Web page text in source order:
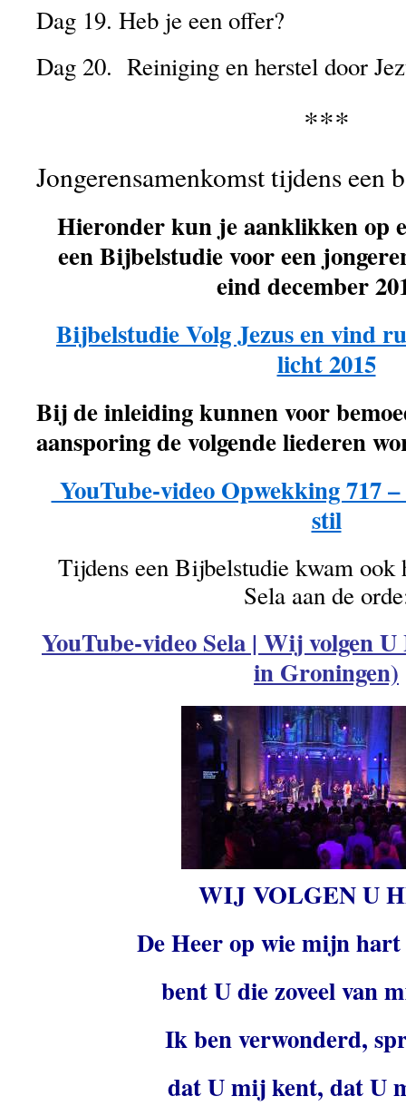
Dag 19. Heb je een offer?
Dag 20. Reiniging en herstel door
***
Jongerensamenkomst tijdens een
Hieronder kun je aanklikken op
een Bijbelstudie voor een
eind december
Bijbelstudie Volg Jezus en vind
licht 2015
Bij de inleiding kunnen voor
aansporing de volgende liederen
YouTube-video Opwekking 717
stil
Tijdens een Bijbelstudie kwam ook
Sela aan de
YouTube-video Sela | Wij volgen
in Groningen)
WIJ VOLGEN U
De Heer op wie mijn
bent U die zoveel van
Ik ben verwonderd,
dat U mij kent, dat U